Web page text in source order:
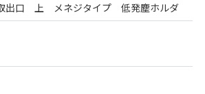
出口 上 メネジタイプ 低発塵ホルダ